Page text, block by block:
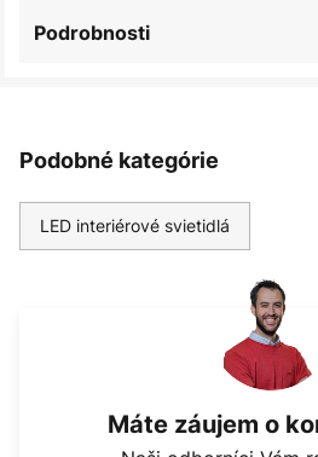
Podrobnosti
Podobné kategórie
LED interiérové svietidlá
Máte záujem o